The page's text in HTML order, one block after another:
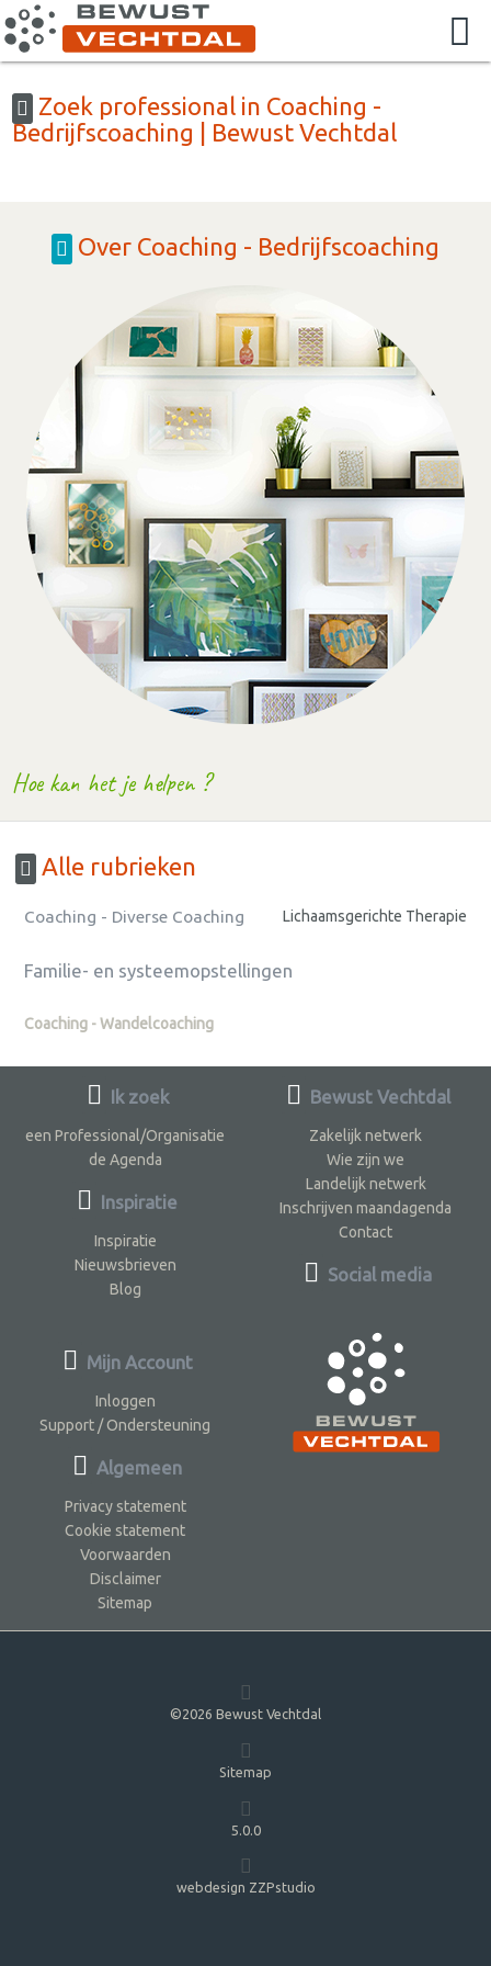
Zoek professional in Coaching -
Bedrijfscoaching | Bewust Vechtdal
Over Coaching - Bedrijfscoaching
Hoe kan het je helpen ?
Alle rubrieken
Coaching - Diverse Coaching Lichaamsgerichte Therapie
Familie- en systeemopstellingen
Coaching - Wandelcoaching
Ik zoek
een Professional/Organisatie
de Agenda
Inspiratie
Inspiratie
Nieuwsbrieven
Blog
Bewust Vechtdal
Zakelijk netwerk
Wie zijn we
Landelijk netwerk
Inschrijven maandagenda
Contact
Social media
Mijn Account
Inloggen
Support / Ondersteuning
Algemeen
Privacy statement
Cookie statement
Voorwaarden
Disclaimer
Sitemap
©2026 Bewust Vechtdal
Sitemap
5.0.0
webdesign ZZPstudio